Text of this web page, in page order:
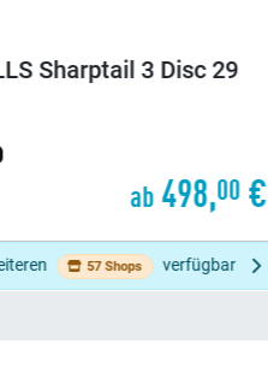
BULLSCopperhead 2 29
ab630,00
weiteren 83 Shops verfügbar